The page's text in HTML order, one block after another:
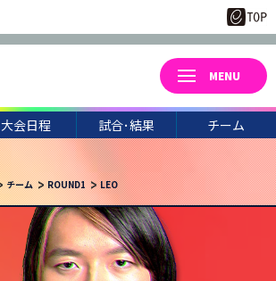
大会日程 試合･結果
3月22日(日)
チーム
CORI-
NIKE.
46*
チーム ROUND1 LEO